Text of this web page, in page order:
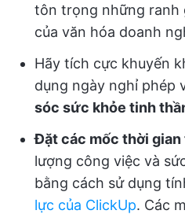
tôn trọng những ranh
của văn hóa doanh
Hãy tích cực khuyến
dụng ngày nghỉ phép
sóc sức khỏe tinh
Đặt các mốc thời
lượng công việc và
bằng cách sử dụng
lực của ClickUp. Các